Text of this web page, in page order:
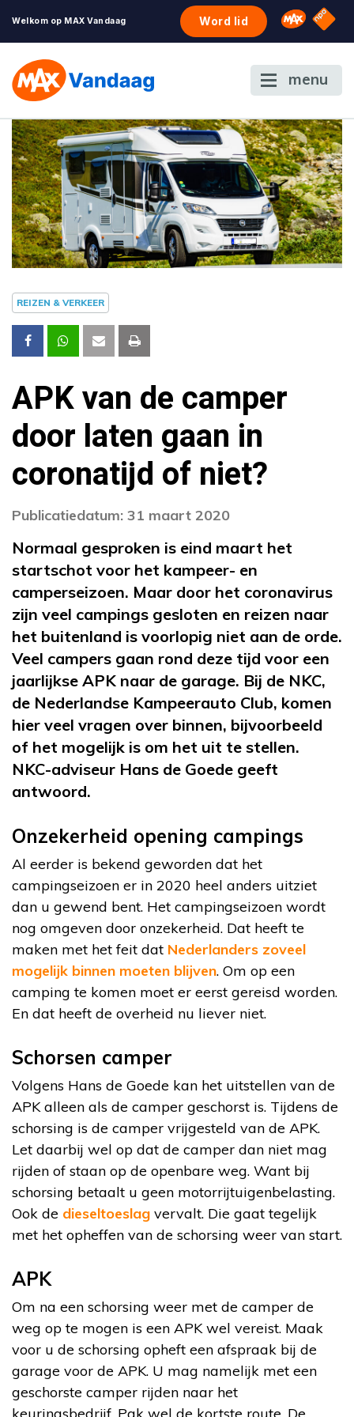
Welkom op MAX Vandaag Word lid Omroep
NPO
menu
REIZEN & VERKEER
APK van de camper
door laten gaan in
coronatijd of niet?
Publicatiedatum: 31 maart 2020
Normaal gesproken is eind maart het
startschot voor het kampeer- en
camperseizoen. Maar door het coronavirus
zijn veel campings gesloten en reizen naar
het buitenland is voorlopig niet aan de orde.
Veel campers gaan rond deze tijd voor een
jaarlijkse APK naar de garage. Bij de NKC,
de Nederlandse Kampeerauto Club, komen
hier veel vragen over binnen, bijvoorbeeld
of het mogelijk is om het uit te stellen.
NKC-adviseur Hans de Goede geeft
antwoord.
Onzekerheid opening campings
Al eerder is bekend geworden dat het
campingseizoen er in 2020 heel anders uitziet
dan u gewend bent. Het campingseizoen wordt
nog omgeven door onzekerheid. Dat heeft te
maken met het feit dat Nederlanders zoveel
mogelijk binnen moeten blijven. Om op een
camping te komen moet er eerst gereisd worden.
En dat heeft de overheid nu liever niet.
Schorsen camper
Volgens Hans de Goede kan het uitstellen van de
APK alleen als de camper geschorst is. Tijdens de
schorsing is de camper vrijgesteld van de APK.
Let daarbij wel op dat de camper dan niet mag
rijden of staan op de openbare weg. Want bij
schorsing betaalt u geen motorrijtuigenbelasting.
Ook de dieseltoeslag vervalt. Die gaat tegelijk
met het opheffen van de schorsing weer van start.
APK
Om na een schorsing weer met de camper de
weg op te mogen is een APK wel vereist. Maak
voor u de schorsing opheft een afspraak bij de
garage voor de APK. U mag namelijk met een
geschorste camper rijden naar het
keuringsbedrijf. Pak wel de kortste route. De